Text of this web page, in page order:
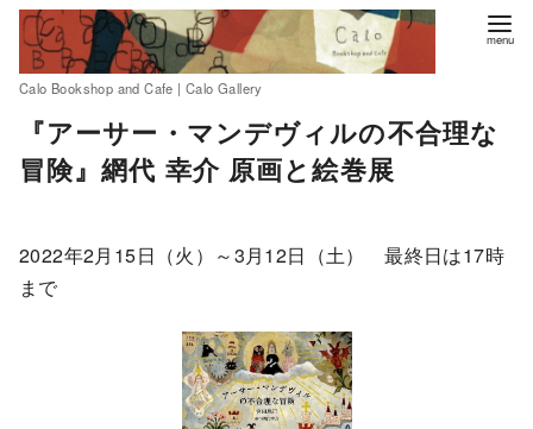
Calo Bookshop and Cafe | Calo Gallery
『アーサー・マンデヴィルの不合理な
冒険』網代 幸介 原画と絵巻展
2022年2月15日（火）～3月12日（土） 最終日は17時
まで